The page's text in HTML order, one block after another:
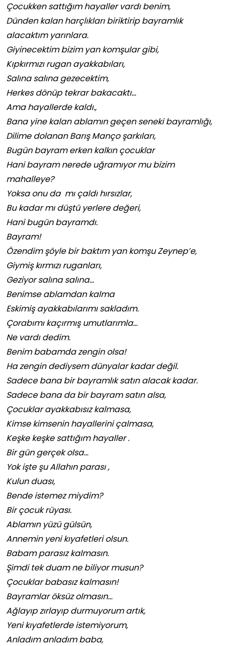
Çocukken sattığım hayaller vardı benim,
Dünden kalan harçlıkları biriktirip bayramlık
alacaktım yarınlara.
Giyinecektim bizim yan komşular gibi,
Kıpkırmızı rugan ayakkabıları,
Salına salına gezecektim,
Herkes dönüp tekrar bakacaktı…
Ama hayallerde kaldı.,
Bana yine kalan ablamın geçen seneki bayramlığı,
Dilime dolanan Barış Manço şarkıları,
Bugün bayram erken kalkın çocuklar
Hani bayram nerede uğramıyor mu bizim
mahalleye?
Yoksa onu da mı çaldı hırsızlar,
Bu kadar mı düştü yerlere değeri,
Hani bugün bayramdı.
Bayram!
Özendim şöyle bir baktım yan komşu Zeynep’e,
Giymiş kırmızı ruganları,
Geziyor salına salına…
Benimse ablamdan kalma
Eskimiş ayakkabılarımı sakladım.
Çorabımı kaçırmış umutlarımla…
Ne vardı dedim.
Benim babamda zengin olsa!
Ha zengin dediysem dünyalar kadar değil.
Sadece bana bir bayramlık satın alacak kadar.
Sadece bana da bir bayram satın alsa,
Çocuklar ayakkabısız kalmasa,
Kimse kimsenin hayallerini çalmasa,
Keşke keşke sattığım hayaller .
Bir gün gerçek olsa…
Yok işte şu Allahın parası ,
Kulun duası,
Bende istemez miydim?
Bir çocuk rüyası.
Ablamın yüzü gülsün,
Annemin yeni kıyafetleri olsun.
Babam parasız kalmasın.
Şimdi tek duam ne biliyor musun?
Çocuklar babasız kalmasın!
Bayramlar öksüz olmasın…
Ağlayıp zırlayıp durmuyorum artık,
Yeni kıyafetlerde istemiyorum,
Anladım anladım baba,